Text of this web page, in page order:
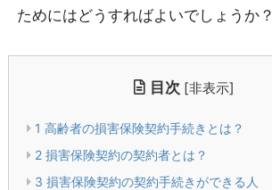
ためにはどうすればよいでしょうか？
目次 [非表示]
1 高齢者の損害保険契約手続きとは？
2損害保険契約の契約者とは？
3 損害保険契約の契約手続きができる人